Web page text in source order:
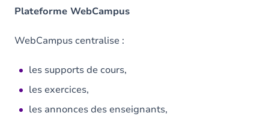
Plateforme WebCampus
WebCampus centralise :
les supports de cours,
les exercices,
les annonces des enseignants,